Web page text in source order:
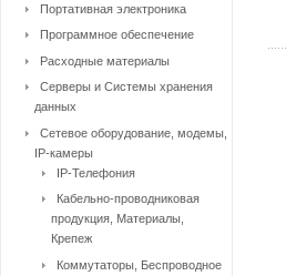
Портативная электроника
Программное обеспечение
Расходные материалы
Серверы и Системы хранения
данных
Сетевое оборудование, модемы,
IP-камеры
IP-Телефония
Кабельно-проводниковая
продукция, Материалы,
Крепеж
Коммутаторы, Беспроводное